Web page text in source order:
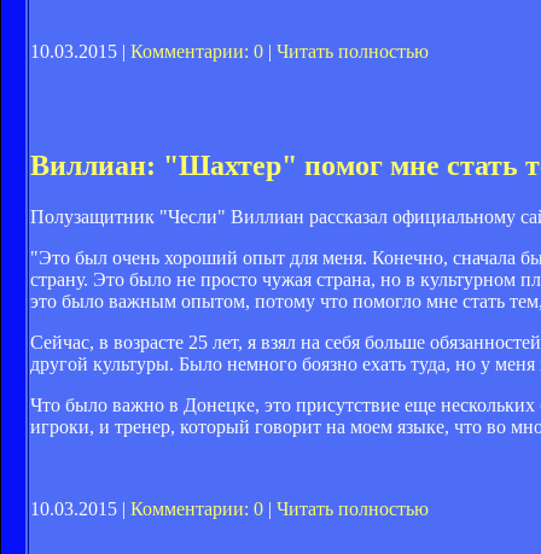
10.03.2015 | Комментарии: 0 | Читать полностью
Виллиан: "Шахтер" помог мне стать
Полузащитник "Чесли" Виллиан рассказал официальному
"Это был очень хороший опыт для меня. Конечно, сначала
страну. Это было не просто чужая страна, но в культурном
это было важным опытом, потому что помогло мне стать
Сейчас, в возрасте 25 лет, я взял на себя больше
другой культуры. Было немного боязно ехать туда, но у
Что было важно в Донецке, это присутствие еще
игроки, и тренер, который говорит на моем языке, что во
10.03.2015 | Комментарии: 0 | Читать полностью